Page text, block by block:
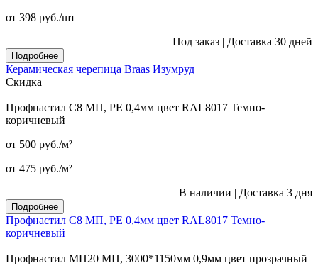
от 398 руб./шт
Под заказ | Доставка 30 дней
Подробнее
Керамическая черепица Braas Изумруд
Скидка
Профнастил С8 МП, PE 0,4мм цвет RAL8017 Темно-
коричневый
от 500 руб./м²
от 475 руб./м²
В наличии | Доставка 3 дня
Подробнее
Профнастил С8 МП, PE 0,4мм цвет RAL8017 Темно-
коричневый
Профнастил МП20 МП, 3000*1150мм 0,9мм цвет прозрачный